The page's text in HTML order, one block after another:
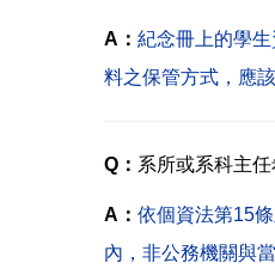
A： 紀念冊上的學
料之保管方式，應
Q： 系所或系科主
A： 依個資法第15
內，非公務機關與